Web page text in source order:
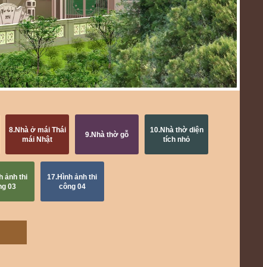
8.Nhà ở mái Thái
mái Nhật
9.Nhà thờ gỗ
10.Nhà thờ diện
tích nhỏ
ảnh thi
03
17.Hình ảnh thi
công 04